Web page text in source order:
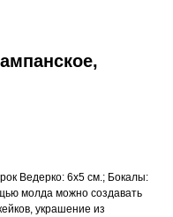
Ведерко: 6x5 см.; Бокалы:
молда можно создавать
украшение из